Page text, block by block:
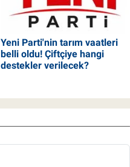
Yeni Parti'nin tarım vaatleri
belli oldu! Çiftçiye hangi
destekler verilecek?